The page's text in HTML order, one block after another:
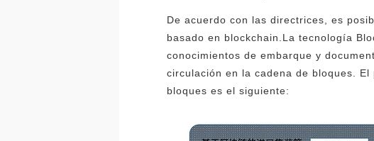
De acuerdo con las directrices, es
basado en blockchain.La tecnología
conocimientos de embarque y
circulación en la cadena de bloques.
bloques es el siguiente: